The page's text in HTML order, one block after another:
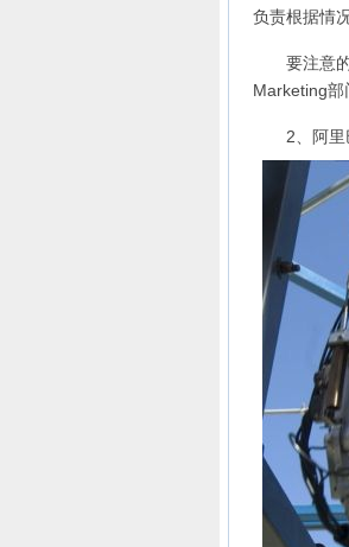
负责根据情
要注意的
Marketing部
2、阿里